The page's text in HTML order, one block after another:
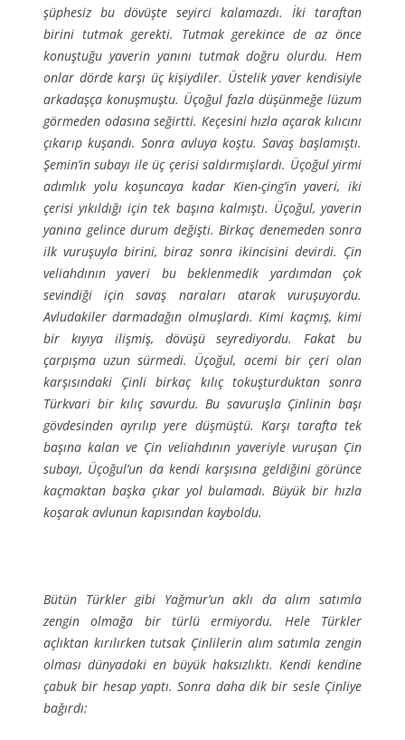
şüphesiz bu dövüşte seyirci kalamazdı. İki taraftan
birini tutmak gerekti. Tutmak gerekince de az önce
konuştuğu yaverin yanını tutmak doğru olurdu. Hem
onlar dörde karşı üç kişiydiler. Üstelik yaver kendisiyle
arkadaşça konuşmuştu. Üçoğul fazla düşünmeğe lüzum
görmeden odasına seğirtti. Keçesini hızla açarak kılıcını
çıkarıp kuşandı. Sonra avluya koştu. Savaş başlamıştı.
Şemin’in subayı ile üç çerisi saldırmışlardı. Üçoğul yirmi
adımlık yolu koşuncaya kadar Kien-çing’in yaveri, iki
çerisi yıkıldığı için tek başına kalmıştı. Üçoğul, yaverin
yanına gelince durum değişti. Birkaç denemeden sonra
ilk vuruşuyla birini, biraz sonra ikincisini devirdi. Çin
veliahdının yaveri bu beklenmedik yardımdan çok
sevindiği için savaş naraları atarak vuruşuyordu.
Avludakiler darmadağın olmuşlardı. Kimi kaçmış, kimi
bir kıyıya ilişmiş, dövüşü seyrediyordu. Fakat bu
çarpışma uzun sürmedi. Üçoğul, acemi bir çeri olan
karşısındaki Çinli birkaç kılıç tokuşturduktan sonra
Türkvari bir kılıç savurdu. Bu savuruşla Çinlinin başı
gövdesinden ayrılıp yere düşmüştü. Karşı tarafta tek
başına kalan ve Çin veliahdının yaveriyle vuruşan Çin
subayı, Üçoğul’un da kendi karşısına geldiğini görünce
kaçmaktan başka çıkar yol bulamadı. Büyük bir hızla
koşarak avlunun kapısından kayboldu.
Bütün Türkler gibi Yağmur’un aklı da alım satımla
zengin olmağa bir türlü ermiyordu. Hele Türkler
açlıktan kırılırken tutsak Çinlilerin alım satımla zengin
olması dünyadaki en büyük haksızlıktı. Kendi kendine
çabuk bir hesap yaptı. Sonra daha dik bir sesle Çinliye
bağırdı: